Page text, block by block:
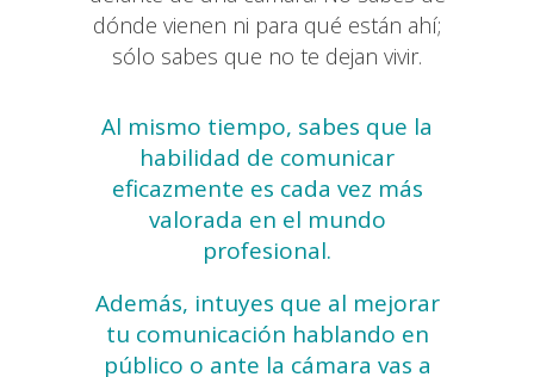
dónde vienen ni para qué están ahí;
sólo sabes que no te dejan vivir.
Al mismo tiempo, sabes que la
habilidad de comunicar
eficazmente es cada vez más
valorada en el mundo
profesional.
Además, intuyes que al mejorar
tu comunicación hablando en
público o ante la cámara vas a